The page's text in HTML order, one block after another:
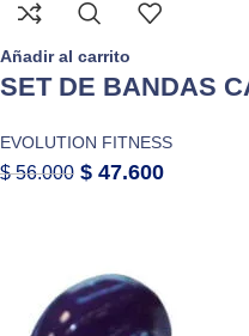
Añadir al carrito
SET DE BANDAS
EVOLUTION FITNESS
$56.000 $ 47.600